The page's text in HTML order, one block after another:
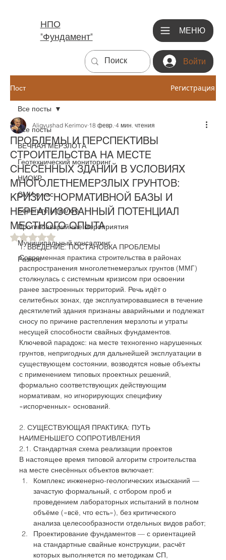
МЕНЮ
Войти
НПО
"Фундамент"
Пост Регистрация
Все посты
ВЕЧНАЯ МЕРЗЛОТА
Геотехнический мониторинг
НИОКР
СМИ о нас
Берегите мерзлоту
Противоаварийные мероприятия
Муниципальный консалтинг
Разное
Все посты
ПРОБЛЕМЫ И ПЕРСПЕКТИВЫ
СТРОИТЕЛЬСТВА НА МЕСТЕ
СНЕСЁННЫХ ЗДАНИЙ В УСЛОВИЯХ
МНОГОЛЕТНЕМЕРЗЛЫХ ГРУНТОВ:
КРИЗИС НОРМАТИВНОЙ БАЗЫ И
НЕРЕАЛИЗОВАННЫЙ ПОТЕНЦИАЛ
МЕСТНОГО ОПЫТА
Aligyushad Kerimov 18 февр. 4 мин. чтения
Оценка: не число из 5 звезд.
1. ВВЕДЕНИЕ. ПОСТАНОВКА ПРОБЛЕМЫ
Современная практика строительства в районах
распространения многолетнемерзлых грунтов (ММГ)
столкнулась с системным кризисом при освоении
ранее застроенных территорий. Речь идёт о
селитебных зонах, где эксплуатировавшиеся в течение
десятилетий здания признаны аварийными и подлежат
сносу по причине растепления мерзлоты и утраты
несущей способности свайных фундаментов.
Ключевой парадокс: на месте техногенно нарушенных
грунтов, непригодных для дальнейшей эксплуатации в
существующем состоянии, возводятся новые объекты
с применением типовых проектных решений,
формально соответствующих действующим
нормативам, но игнорирующих специфику
«испорченных» оснований.
2. СУЩЕСТВУЮЩАЯ ПРАКТИКА: ПУТЬ
НАИМЕНЬШЕГО СОПРОТИВЛЕНИЯ
2.1. Стандартная схема реализации проектов
В настоящее время типовой алгоритм строительства
на месте снесённых объектов включает:
Комплекс инженерно-геологических изысканий —
зачастую формальный, с отбором проб и
проведением лабораторных испытаний в полном
объёме («всё, что есть»), без критического
анализа целесообразности отдельных видов работ;
Проектирование фундаментов — с ориентацией
на стандартные свайные конструкции, расчёт
которых выполняется по методикам СП,